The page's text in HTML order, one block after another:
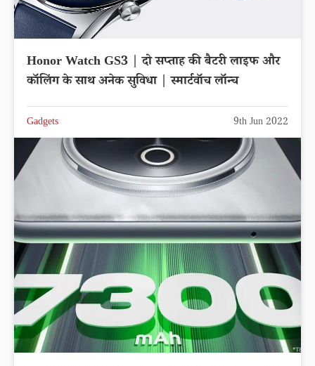
Honor Watch GS3 | दो सप्ताह की बैटरी लाइफ और
कॉलिंग के साथ अनेक सुविधा | स्मार्टवॉच लॉन्च
Gadgets 9th Jun 2022